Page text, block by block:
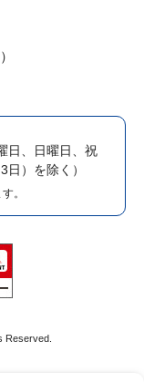
日、日曜日、祝
）を除く）
。
Reserved.